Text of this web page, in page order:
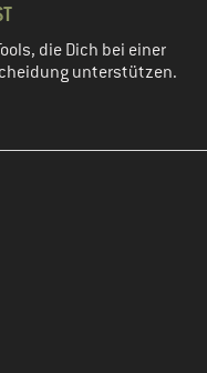
die Dich bei einer
unterstützen.